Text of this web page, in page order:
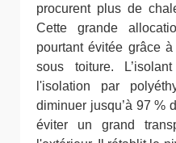
procurent plus de
Cette grande
pourtant évitée grâce
sous toiture.
l'isolation par
diminuer jusqu’à 97 %
éviter un grand